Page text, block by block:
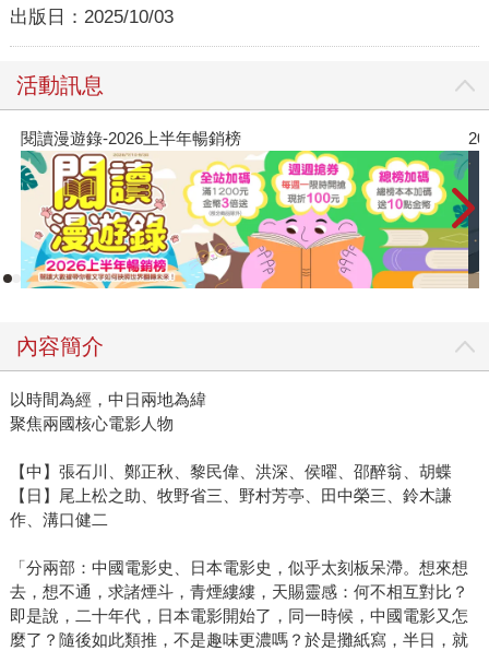
出版日： 2025/10/03
活動訊息
閱讀漫遊錄-2026上半年暢銷榜
內容簡介
以時間為經，中日兩地為緯
聚焦兩國核心電影人物
【中】張石川、鄭正秋、黎民偉、洪深、侯曜、邵醉翁、胡蝶
【日】尾上松之助、牧野省三、野村芳亭、田中榮三、鈴木謙
作、溝口健二
「分兩部：中國電影史、日本電影史，似乎太刻板呆滯。想來想
去，想不通，求諸煙斗，青煙縷縷，天賜靈感：何不相互對比？
即是說，二十年代，日本電影開始了，同一時候，中國電影又怎
麼了？隨後如此類推，不是趣味更濃嗎？於是攤紙寫，半日，就